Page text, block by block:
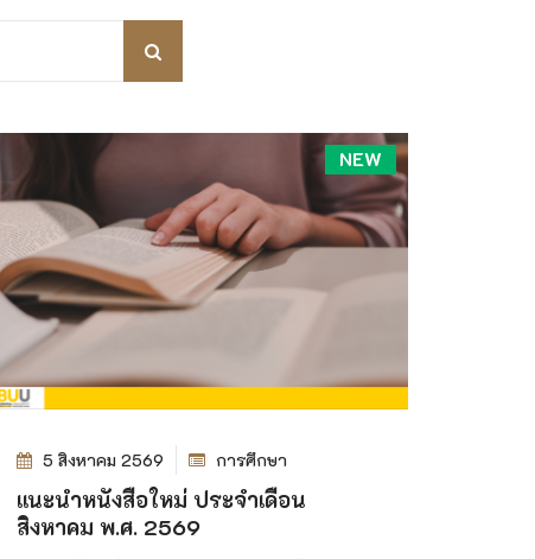
NEW
5 สิงหาคม 2569 การศึกษา
แนะนำหนังสือใหม่ ประจำเดือน
สิงหาคม พ.ศ. 2569